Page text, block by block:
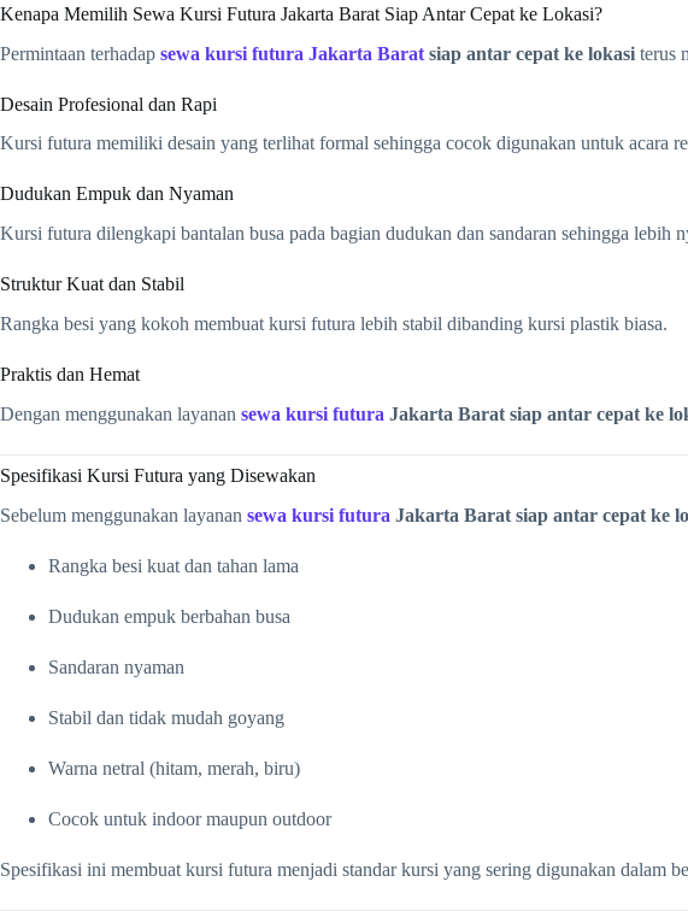
Kenapa Memilih Sewa Kursi Futura Jakarta Barat Siap Antar Cepat ke Lokasi?
Permintaan terhadap sewa kursi futura Jakarta Barat siap antar cepat ke lokasi terus
Desain Profesional dan Rapi
Kursi futura memiliki desain yang terlihat formal sehingga cocok digunakan untuk acara
Dudukan Empuk dan Nyaman
Kursi futura dilengkapi bantalan busa pada bagian dudukan dan sandaran sehingga lebih
Struktur Kuat dan Stabil
Rangka besi yang kokoh membuat kursi futura lebih stabil dibanding kursi plastik biasa.
Praktis dan Hemat
Dengan menggunakan layanan sewa kursi futura Jakarta Barat siap antar cepat ke
Spesifikasi Kursi Futura yang Disewakan
Sebelum menggunakan layanan sewa kursi futura Jakarta Barat siap antar cepat ke
Rangka besi kuat dan tahan lama
Dudukan empuk berbahan busa
Sandaran nyaman
Stabil dan tidak mudah goyang
Warna netral (hitam, merah, biru)
Cocok untuk indoor maupun outdoor
Spesifikasi ini membuat kursi futura menjadi standar kursi yang sering digunakan dalam